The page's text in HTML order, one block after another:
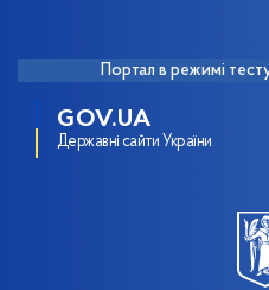
Портал в режимі
GOV.UA
Державні сайти України